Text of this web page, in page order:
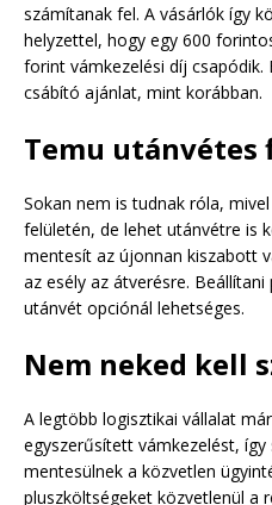
számítanak fel. A vásárlók így
helyzettel, hogy egy 600
forint vámkezelési díj csapódik.
csábító ajánlat, mint korábban.
Temu utánvétes
Sokan nem is tudnak róla,
felületén, de lehet utánvétre is
mentesít az újonnan kiszabott
az esély az átverésre.
utánvét opciónál lehetséges.
Nem neked kell
A legtöbb logisztikai vállalat
egyszerűsített vámkezelést, így
mentesülnek a közvetlen
pluszköltségeket közvetlenül a